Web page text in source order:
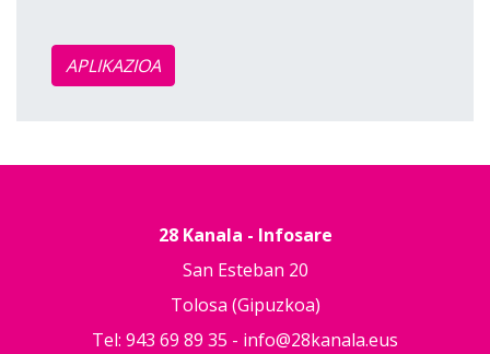
APLIKAZIOA
28 Kanala - Infosare
San Esteban 20
Tolosa (Gipuzkoa)
Tel: 943 69 89 35 - info@28kanala.eus